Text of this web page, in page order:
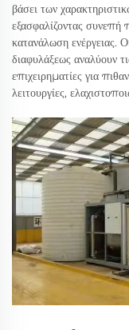
βάσει των
εξασφαλίζοντας συνεπή
κατανάλωση ενέργειας.
διαφυλάξεως αναλύουν
επιχειρηματίες για
λειτουργίες,